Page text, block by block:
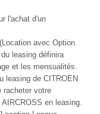
l'achat d'un
avec Option
leasing définira
et les mensualités.
leasing de CITROEN
racheter votre
en leasing.